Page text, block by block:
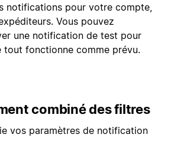
notifications pour votre compte,
Vous pouvez
une notification de test pour
tout fonctionne comme prévu.
combiné des filtres
vos paramètres de notification